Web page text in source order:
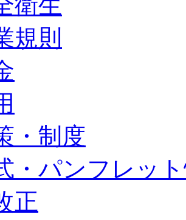
規則
・制度
・パンフレッ
正